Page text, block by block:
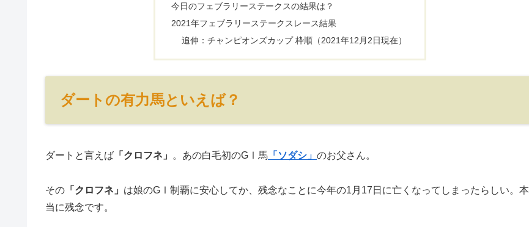
今日のフェブラリーステークスの結果は？
2021年フェブラリーステークスレース結果
追伸：チャンピオンズカップ 枠順（2021年12月2日現在）
ダートの有力馬といえば？
ダートと言えば 「クロフネ」 。あの白毛初のGⅠ馬 「ソダシ」 のお父さん。
その 「クロフネ」 は娘のGⅠ制覇に安心してか、残念なことに今年の1月17日に亡くなってしまったらしい。本
当に残念です。